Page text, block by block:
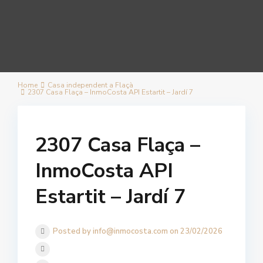
Home Casa independent a Flaçà
2307 Casa Flaça – InmoCosta API Estartit – Jardí 7
2307 Casa Flaça –
InmoCosta API
Estartit – Jardí 7
Posted by info@inmocosta.com on 23/02/2026